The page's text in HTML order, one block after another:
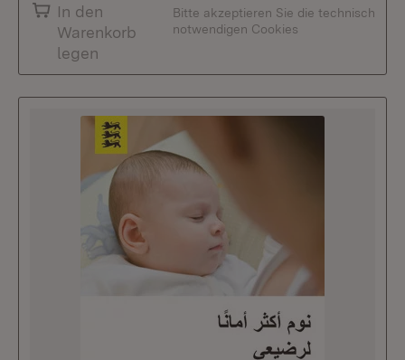
In den
Warenkorb
legen
Bitte akzeptieren Sie die technisch
notwendigen Cookies